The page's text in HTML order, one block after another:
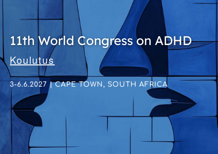
11th World Congress on ADHD
Koulutus
3-6.6.2027 | CAPE TOWN, SOUTH AFRICA